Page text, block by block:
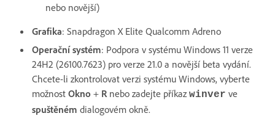
nebo novější)
Grafika: Snapdragon X Elite Qualcomm Adreno
Operační systém: Podpora v systému Windows 11 verze
24H2 (26100.7623) pro verze 21.0 a novější beta vydání.
Chcete-li zkontrolovat verzi systému Windows, vyberte
možnost Okno + R nebo zadejte příkaz winver ve
spuštěném dialogovém okně.